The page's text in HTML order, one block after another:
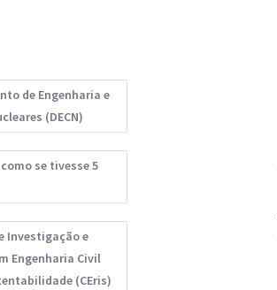
de Engenharia e
(DECN)
se tivesse 5
Investigação e
Engenharia Civil
(CEris)